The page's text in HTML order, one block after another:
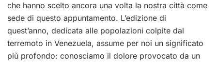
che hanno scelto ancora una volta la nostra città come
sede di questo appuntamento. L’edizione di
quest’anno, dedicata alle popolazioni colpite dal
terremoto in Venezuela, assume per noi un significato
più profondo: conosciamo il dolore provocato da un